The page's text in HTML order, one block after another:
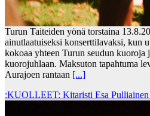
Turun Taiteiden yönä torstaina
ainutlaatuiseksi konserttilavaksi, kun
kokoaa yhteen Turun seudun kuoroja
kuorojuhlaan. Maksuton tapahtuma
Aurajoen rantaan [...]
:KUOLLEET: Kitaristi Esa